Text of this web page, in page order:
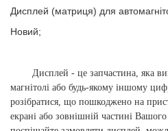
Дисплей (матриця) для
Новий;
Дисплей - це запчастина, яка
магнітолі або будь-якому іншому
розібратися, що пошкоджено на
екрані або зовнішній частині